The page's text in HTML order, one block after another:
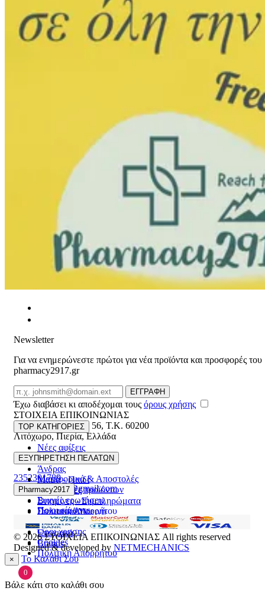
Newsletter
Για να ενημερώνεστε πρώτοι για νέα προϊόντα και προσφορές του
pharmacy2917.gr
Email
ΕΓΓΡΑΦΗ
Έχω διαβάσει κι αποδέχομαι τους όρους χρήσης
ΣΤΟΙΧΕΙΑ ΕΠΙΚΟΙΝΩΝΙΑΣ
Βασ. Κωνσταντίνου 56, T.K. 60200
Λιτόχωρο,Πιερία,Ελλάδα
ΓΕΜΗ:165892448000
2352301789
pharmacy2917@gmail.com
TOP ΚΑΤΗΓΟΡΙΕΣ
Νέες αφίξεις
Γυναίκα
Άνδρας
Μαμά - Παιδί
Προσφορές
Βιταμίνες - Συμπληρώματα
Στοματική Υγιεινή
Πρόσωπο
Εποχιακά
Brands
ΕΞΥΠΗΡΕΤΗΣΗ ΠΕΛΑΤΩΝ
Μεταφορικά & Αποστολές
Επιστροφές προϊόντων
Συχνές ερωτήσεις
Πολιτική Απορρήτου
Pharmacy2917
Ποιοι είμαστε
Επικοινωνία
Όροι χρήσης
Cookies
Πολιτική Απορρήτου
© 2026ΣΤΟΙΧΕΙΑ ΕΠΙΚΟΙΝΩΝΙΑΣ All rights reserved
Designed & developed by NETMECHANICS
× Το Καλάθι Σου
0
Βάλε κάτι στο καλάθι σου